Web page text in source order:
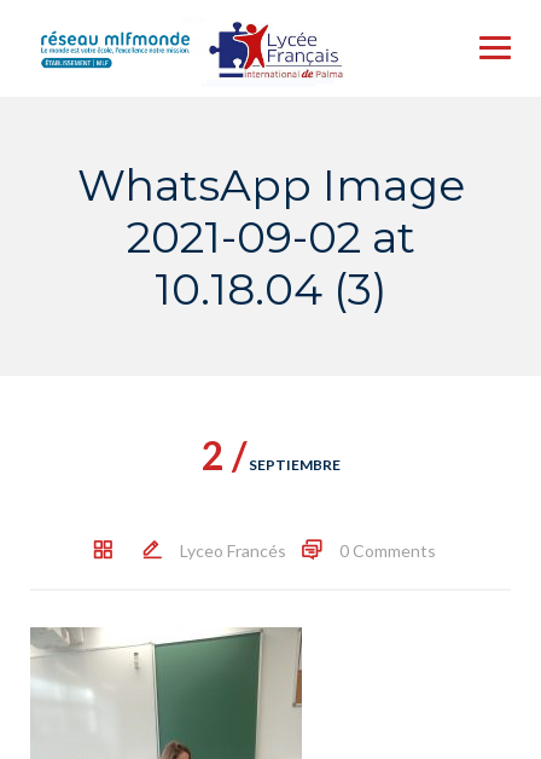
content
WhatsApp Image
2021-09-02 at
10.18.04 (3)
2 / SEPTIEMBRE
Lyceo Francés 0 Comments